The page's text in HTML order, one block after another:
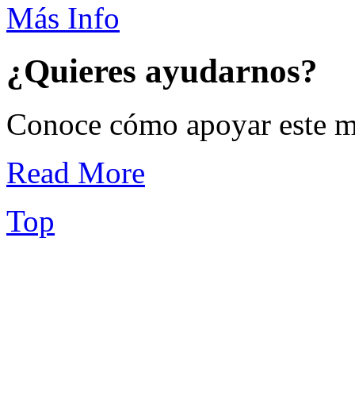
Más Info
¿Quieres ayudarnos?
Conoce cómo apoyar este
Read More
Top